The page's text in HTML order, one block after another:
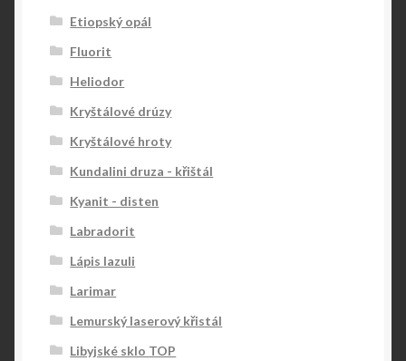
Etiopský opál
Fluorit
Heliodor
Kryštálové drúzy
Kryštálové hroty
Kundalini druza - křištál
Kyanit - disten
Labradorit
Lápis lazuli
Larimar
Lemurský laserový křistál
Libyjské sklo TOP